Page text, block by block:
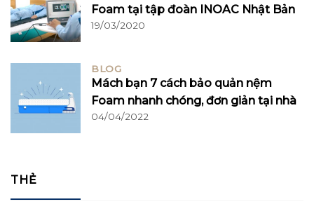
Foam tại tập đoàn INOAC Nhật Bản
19/03/2020
BLOG
Mách bạn 7 cách bảo quản nệm
Foam nhanh chóng, đơn giản tại nhà
04/04/2022
THẺ